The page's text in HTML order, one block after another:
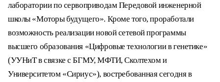
лаборатории по сервоприводам Передовой инженерной
школы «Моторы будущего». Кроме того, проработали
возможность реализации новой сетевой программы
высшего образования «Цифровые технологии в генетике»
(УУНиТ в связке с БГМУ, МФТИ, Сколтехом и
Университетом «Сириус»), востребованная сегодня в